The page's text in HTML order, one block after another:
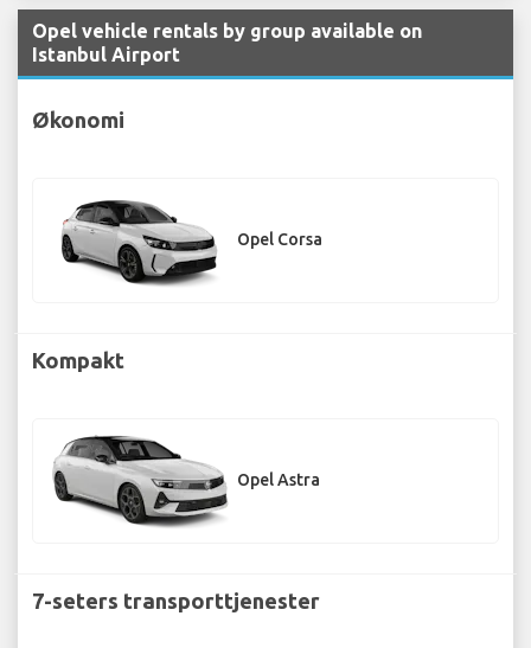
Opel vehicle rentals by group available on
Istanbul Airport
Økonomi
Opel Corsa
Kompakt
Opel Astra
7-seters transporttjenester